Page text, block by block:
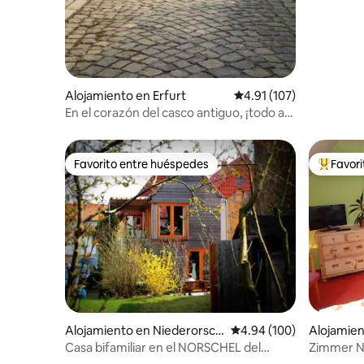
Alojamiento en Erfurt Calificación promedio:
4.91 (107)
En el corazón del casco antiguo, ¡todo a
Favorito entre huéspedes
Favorito entre huéspedes
Alojamiento en Niederorsch
el
Calificación promedio:
4.94 (100)
Casa bifamiliar en el NORSCHEL del
Zimmer